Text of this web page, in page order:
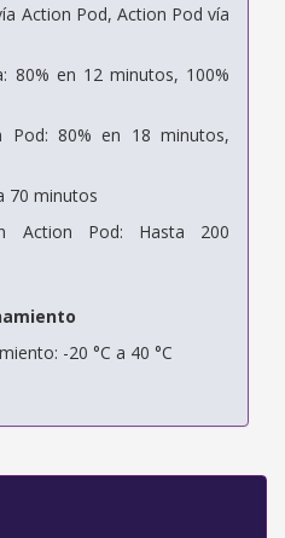
Action Pod, Action Pod vía
80% en 12 minutos, 100%
Pod: 80% en 18 minutos,
70 minutos
Action Pod: Hasta 200
-20 °C a 40 °C